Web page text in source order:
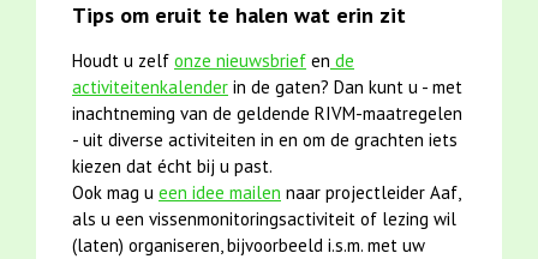
Tips om eruit te halen wat erin zit
Houdt u zelf onze nieuwsbrief en de
activiteitenkalender in de gaten? Dan kunt u - met
inachtneming van de geldende RIVM-maatregelen
- uit diverse activiteiten in en om de grachten iets
kiezen dat écht bij u past.
Ook mag u een idee mailen naar projectleider Aaf,
als u een vissenmonitoringsactiviteit of lezing wil
(laten) organiseren, bijvoorbeeld i.s.m. met uw